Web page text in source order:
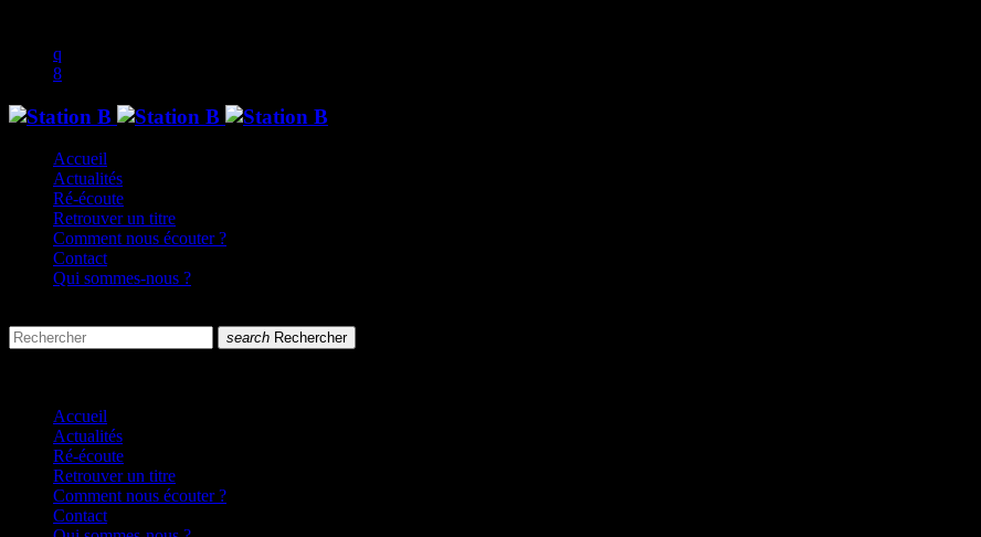
Accueil
Actualités
Ré-écoute
Retrouver un titre
Comment nous écouter ?
Contact
Qui sommes-nous ?
search Rechercher
Accueil
Actualités
Ré-écoute
Retrouver un titre
Comment nous écouter ?
Contact